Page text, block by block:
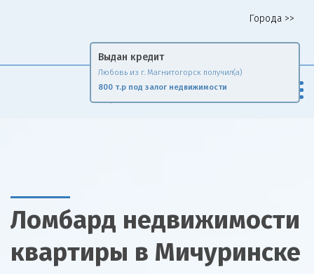
Города >>
FinRise
Ломбард недвижимости
квартиры в Мичуринске
Выдан кредит
Любовь из г. Магнитогорск получил(а)
800 т.р под залог недвижимости